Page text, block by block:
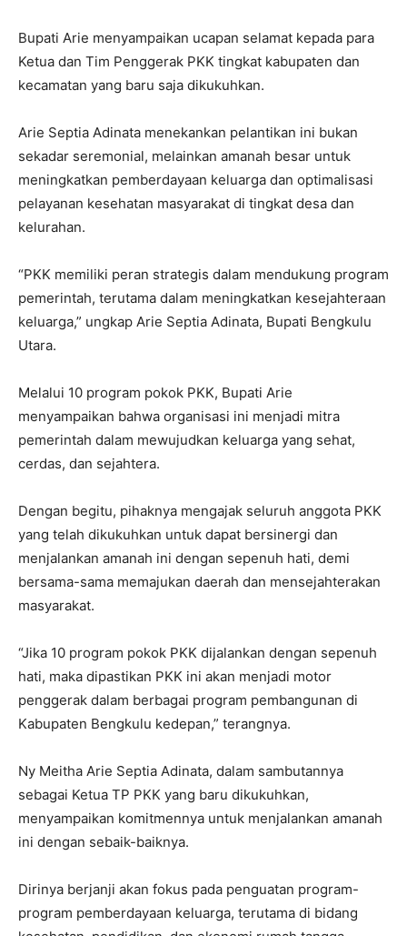
Bupati Arie menyampaikan ucapan selamat kepada para
Ketua dan Tim Penggerak PKK tingkat kabupaten dan
kecamatan yang baru saja dikukuhkan.
Arie Septia Adinata menekankan pelantikan ini bukan
sekadar seremonial, melainkan amanah besar untuk
meningkatkan pemberdayaan keluarga dan optimalisasi
pelayanan kesehatan masyarakat di tingkat desa dan
kelurahan.
“PKK memiliki peran strategis dalam mendukung program
pemerintah, terutama dalam meningkatkan kesejahteraan
keluarga,” ungkap Arie Septia Adinata, Bupati Bengkulu
Utara.
Melalui 10 program pokok PKK, Bupati Arie
menyampaikan bahwa organisasi ini menjadi mitra
pemerintah dalam mewujudkan keluarga yang sehat,
cerdas, dan sejahtera.
Dengan begitu, pihaknya mengajak seluruh anggota PKK
yang telah dikukuhkan untuk dapat bersinergi dan
menjalankan amanah ini dengan sepenuh hati, demi
bersama-sama memajukan daerah dan mensejahterakan
masyarakat.
“Jika 10 program pokok PKK dijalankan dengan sepenuh
hati, maka dipastikan PKK ini akan menjadi motor
penggerak dalam berbagai program pembangunan di
Kabupaten Bengkulu kedepan,” terangnya.
Ny Meitha Arie Septia Adinata, dalam sambutannya
sebagai Ketua TP PKK yang baru dikukuhkan,
menyampaikan komitmennya untuk menjalankan amanah
ini dengan sebaik-baiknya.
Dirinya berjanji akan fokus pada penguatan program-
program pemberdayaan keluarga, terutama di bidang